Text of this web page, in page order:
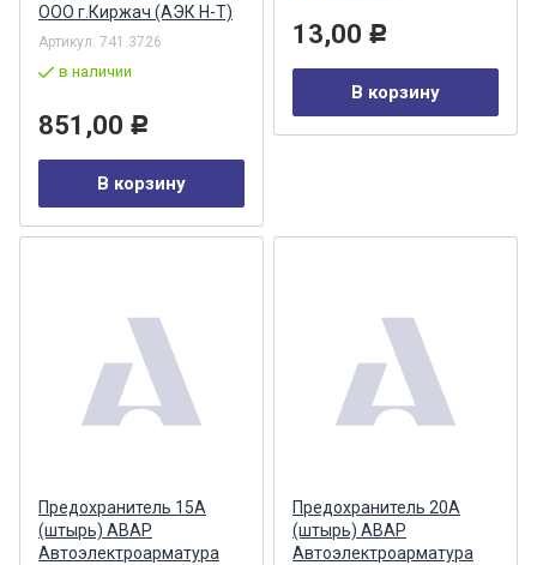
ООО г.Киржач (АЭК Н-Т)
Артикул: 741.3726
в наличии
851,00 Р
В корзину
13,00 Р
В корзину
Предохранитель 15А
(штырь) АВАР
Автоэлектроарматура
Предохранитель 20А
(штырь) АВАР
Автоэлектроарматура